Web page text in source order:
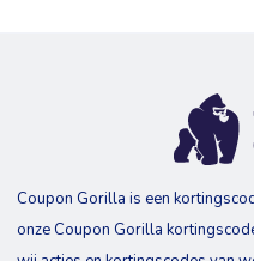
Coupon Gorilla is een
onze Coupon Gorilla